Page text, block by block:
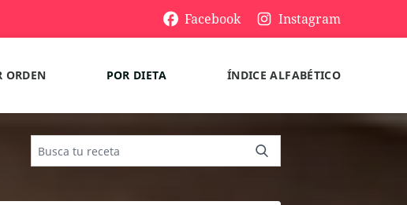
Facebook Instagram
ORDEN POR DIETA ÍNDICE ALFABÉTICO